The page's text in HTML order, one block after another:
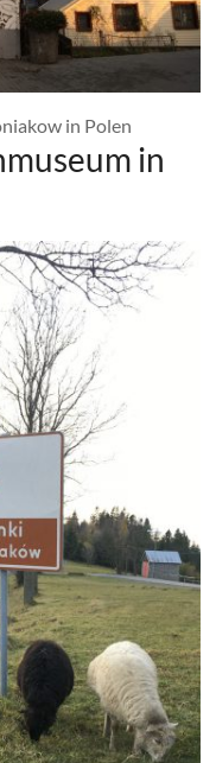
in Polen
in